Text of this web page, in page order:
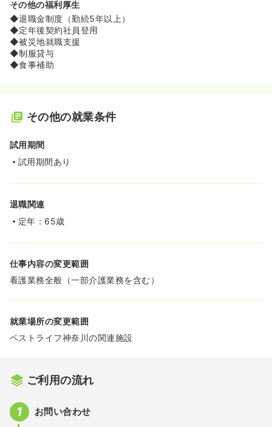
その他の福利厚生
◆退職金制度（勤続5年以上）
◆定年後契約社員登用
◆被災地就職支援
◆制服貸与
◆食事補助
その他の就業条件
試用期間
試用期間あり
退職関連
定年：65歳
仕事内容の変更範囲
看護業務全般（一部介護業務を含む）
就業場所の変更範囲
ベストライフ神奈川の関連施設
ご利用の流れ
お問い合わせ